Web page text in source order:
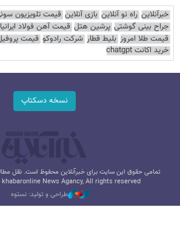
خبرآنلاین راه نو آنلاین بازی آنلاین قیمت تلویزیون
جراح بینی گوشتی پرشین هتل قیمت آهن فولاد
قیمت طلا امروز بلیط قطار شرکت رادوکو قیمت
خرید اکانت chatgpt
نسخه دسکتاپ
تمامی حقوق این سایت برای خبرآنلاین محفوظ است. نقل
News Agancy, All rights reserved
طراحی و تولید: نستوه